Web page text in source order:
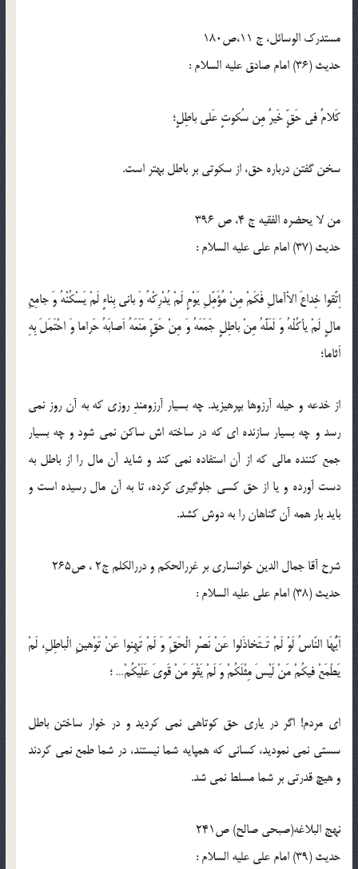
مستدرک الوسائل، ج 11،ص180
حدیث (36) امام صادق عليه السلام :
كَلامٌ فى حَقٍّ خَيرٌ مِن سُكوتٍ عَلى باطِلٍ؛
سخن گفتن درباره حق، از سكوتى بر باطل بهتر است.
من لا يحضره الفقيه ج 4، ص 396
حدیث (37) امام على عليه السلام :
اِتَّقوا خِداعَ الاْآمالِ فَكَمْ مِنْ مُؤَمِّلِ يَوْمٍ لَمْ يُدْرِكْهُ وَ بانى بِناءٍ لَمْ يَسْكُنْهُ وَ جامِعِ
مالٍ لَمْ يأكُلْهُ وَ لَعَلَّهُ مِنْ باطِلٍ جَمَعَهُ وَ مِنْ حَقٍّ مَنَعَهُ اَصابَهُ حَراما وَ احْتَمَلَ بِهِ
اَثاما؛
از خدعه و حيله آرزوها بپرهيزيد. چه بسيار آرزومندِ روزى كه به آن روز نمى
رسد و چه بسيار سازنده اى كه در ساخته اش ساكن نمى شود و چه بسيار
جمع كننده مالى كه از آن استفاده نمى كند و شايد آن مال را از باطل به
دست آورده و يا از حق كسى جلوگيرى كرده، تا به آن مال رسيده است و
بايد بار همه آن گناهان را به دوش كشد.
شرح آقا جمال الدین خوانساری بر غررالحکم و دررالکلم ج2 ، ص265
حدیث (38) امام على عليه السلام :
اَيُّهَا النّاسُ لَوْ لَمْ تَـتَخاذَلوا عَنْ نَصْرِ الْحَقِّ وَ لَمْ تَهِنوا عَنْ تَوْهينِ الْباطِلِ، لَمْ
يَطْمَعْ فيكُمْ مَنْ لَيْسَ مِثْلَكُمْ وَ لَمْ يَقْوَ مَنْ قَوىَ عَلَيْكُمْ… ؛
اى مردم! اگر در يارى حق كوتاهى نمى كرديد و در خوار ساختن باطل
سستى نمى نموديد، كسانى كه همپايه شما نيستند، در شما طمع نمى كردند
و هيچ قدرتى بر شما مسلط نمى شد.
نهج البلاغه(صبحی صالح) ص241
حدیث (39) امام على عليه السلام :